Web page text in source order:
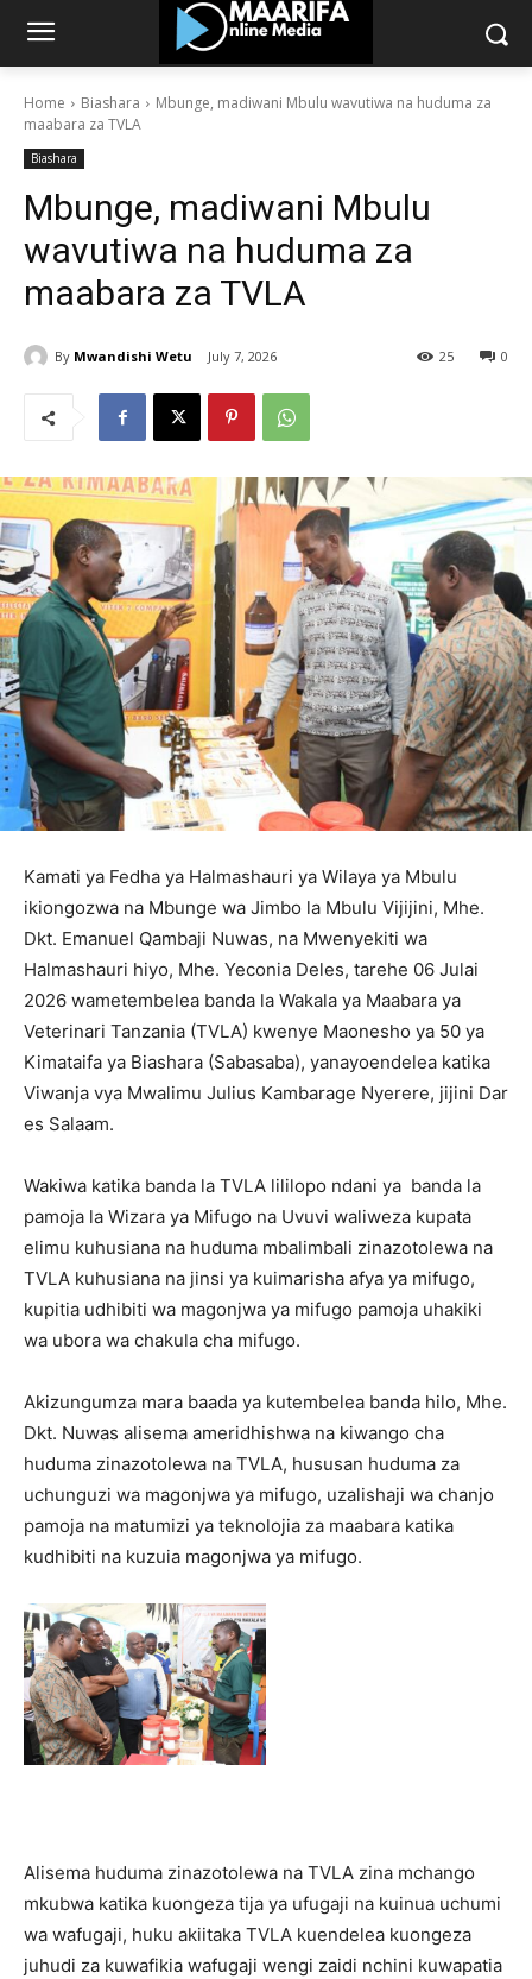
Home Biashara
Mbunge, madiwani Mbulu wavutiwa na huduma za
maabara za TVLA
Biashara
Mbunge, madiwani Mbulu
wavutiwa na huduma za
maabara za TVLA
By Mwandishi Wetu July 7, 2026 0
25
Kamati ya Fedha ya Halmashauri ya Wilaya ya Mbulu
ikiongozwa na Mbunge wa Jimbo la Mbulu Vijijini, Mhe.
Dkt. Emanuel Qambaji Nuwas, na Mwenyekiti wa
Halmashauri hiyo, Mhe. Yeconia Deles, tarehe 06 Julai
2026 wametembelea banda la Wakala ya Maabara ya
Veterinari Tanzania (TVLA) kwenye Maonesho ya 50 ya
Kimataifa ya Biashara (Sabasaba), yanayoendelea katika
Viwanja vya Mwalimu Julius Kambarage Nyerere, jijini Dar
es Salaam.
Wakiwa katika banda la TVLA lililopo ndani ya banda la
pamoja la Wizara ya Mifugo na Uvuvi waliweza kupata
elimu kuhusiana na huduma mbalimbali zinazotolewa na
TVLA kuhusiana na jinsi ya kuimarisha afya ya mifugo,
kupitia udhibiti wa magonjwa ya mifugo pamoja uhakiki
wa ubora wa chakula cha mifugo.
Akizungumza mara baada ya kutembelea banda hilo, Mhe.
Dkt. Nuwas alisema ameridhishwa na kiwango cha
huduma zinazotolewa na TVLA, hususan huduma za
uchunguzi wa magonjwa ya mifugo, uzalishaji wa chanjo
pamoja na matumizi ya teknolojia za maabara katika
kudhibiti na kuzuia magonjwa ya mifugo.
Alisema huduma zinazotolewa na TVLA zina mchango
mkubwa katika kuongeza tija ya ufugaji na kuinua uchumi
wa wafugaji, huku akiitaka TVLA kuendelea kuongeza
juhudi za kuwafikia wafugaji wengi zaidi nchini kuwapatia